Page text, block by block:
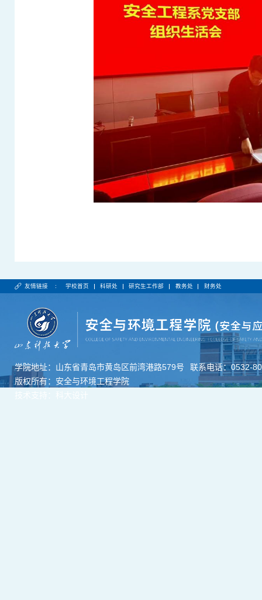
友情链接 : 学校首页 科研处 研究生工作部 教务处 财务处
学院地址：山东省青岛市黄岛区前湾港路579号
联系电话：0532-
版权所有：安全与环境工程学院